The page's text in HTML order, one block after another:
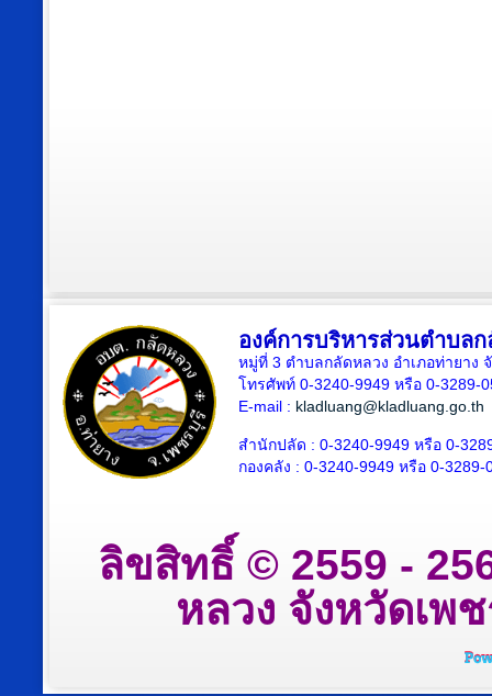
องค์การบริหารส่วนตำบลก
หมู่ที่ 3 ตำบลกลัดหลวง อำเภอท่ายาง
โทรศัพท์ 0-3240-9949 หรือ 0-3289-
E-mail : kladluang@kladluang.go.th
สำนักปลัด : 0-3240-9949 หรือ 0-
กองคลัง : 0-3240-9949 หรือ 0-3289-
ลิขสิทธิ์ © 2559 -
หลวง จังหวัดเพ